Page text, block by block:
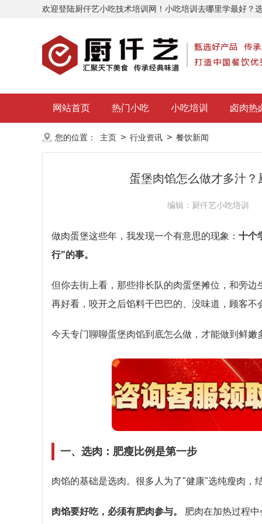
欢迎登陆厨仟艺小吃技术培训网！小吃培训去哪里学最好？
网站首页 热门小吃 小吃培训 卤肉热
您的位置： 主页 > 行业资讯 > 餐饮新闻
蛋堡肉馅怎么做才多汁
编辑：厨仟艺小吃培训
做肉蛋堡这些年，我发现一个有意思的现象： 十个
行"的事。
但你去街上看，那些排长队的肉蛋堡摊位，和旁
再好看，咬开之后馅料干巴巴的、没味道，顾客不
今天专门聊聊蛋堡肉馅到底怎么做，才能做到鲜嫩
一、选肉：肥瘦比例是第一步
肉馅的基础是选肉。很多人为了"健康"选纯瘦肉，
肉馅要好吃，必须有肥肉参与。 肥肉在加热过程